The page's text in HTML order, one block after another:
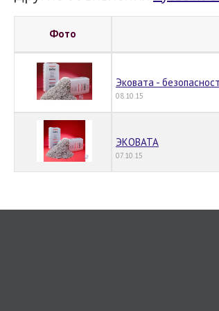
Фото
Эковата -
08.10.15
ЭКОВАТА
07.10.15